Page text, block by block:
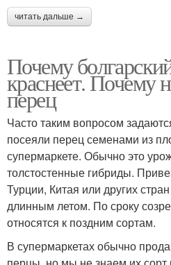
читать дальше →
Почему
краснеет. Почему
перец
Часто таким вопросом
посеяли перец семенами из
супермаркете. Обычно это
толстостенные гибриды.
Турции, Китая или других
длинным летом. По сроку
относятся к поздним сортам.
В супермаркетах обычно